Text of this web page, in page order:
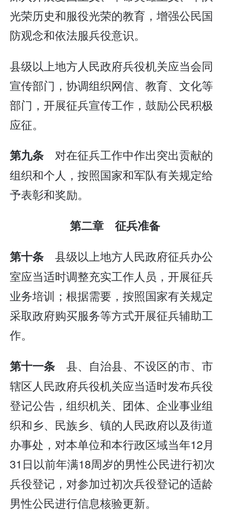
光荣历史和服役光荣的教育，增强公民国
防观念和依法服兵役意识。
县级以上地方人民政府兵役机关应当会同
宣传部门，协调组织网信、教育、文化等
部门，开展征兵宣传工作，鼓励公民积极
应征。
第九条 对在征兵工作中作出突出贡献的
组织和个人，按照国家和军队有关规定给
予表彰和奖励。
第二章 征兵准备
第十条 县级以上地方人民政府征兵办公
室应当适时调整充实工作人员，开展征兵
业务培训；根据需要，按照国家有关规定
采取政府购买服务等方式开展征兵辅助工
作。
第十一条 县、自治县、不设区的市、市
辖区人民政府兵役机关应当适时发布兵役
登记公告，组织机关、团体、企业事业组
织和乡、民族乡、镇的人民政府以及街道
办事处，对本单位和本行政区域当年12月
31日以前年满18周岁的男性公民进行初次
兵役登记，对参加过初次兵役登记的适龄
男性公民进行信息核验更新。